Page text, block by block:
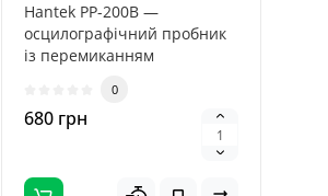
Hantek PP-200B —
осцилографічний пробник
із перемиканням
призначений для ..
0
680 грн